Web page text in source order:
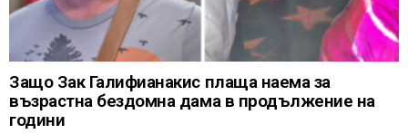
Защо Зак Галифианакис плаща наема за
възрастна бездомна дама в продължение на
години